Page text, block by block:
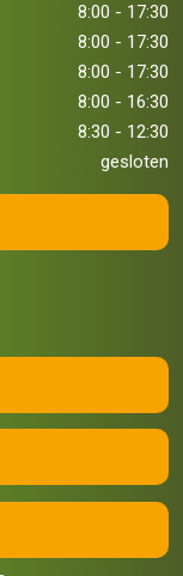
8:00 - 17:30
8:00 - 17:30
8:00 - 17:30
8:00 - 16:30
8:30 - 12:30
gesloten